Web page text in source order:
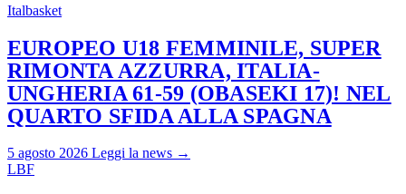
Italbasket
EUROPEO U18 FEMMINILE, SUPER
RIMONTA AZZURRA, ITALIA-
UNGHERIA 61-59 (OBASEKI 17)! NEL
QUARTO SFIDA ALLA SPAGNA
5 agosto 2026 Leggi la news →
LBF